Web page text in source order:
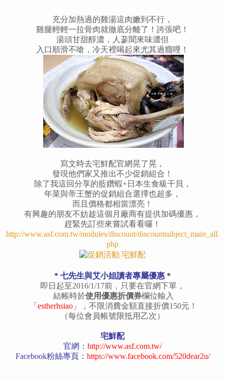
充分加熱過的雞湯這肉嫩到不行，
雞腿輕輕一拉骨肉就徹底分離了！誇張吧！
湯頭甘甜醇濃，人蔘聞來味濃但
入口順滑不嗆，冷天裡喝起來尤其過癮哩！
寫文時去宅鮮配官網晃了晃，
發現他們家又推出不少促銷組合！
除了我這回分享的藍鑽蝦+日本生食級干貝，
年菜與帝王蟹的促銷組合選擇也超多，
而且價格都相當漂亮！
有興趣的朋友不妨趁這個月廠商有提供加碼優惠，
趕緊先訂些來嘗試看看囉！
http://www.asf.com.tw/modules/discount/discountsubject_main_all.
php
* 七先生與艾小姐讀者專屬優惠 *
即日起至2016/1/17前，只要在官網下單，
結帳時於使用優惠折價券欄位輸入
「 estherhsiao 」，不限消費金額直接折價150元！
（每位會員帳號限抵用乙次）
宅鮮配
官網： http://www.asf.com.tw/
Facebook粉絲專頁： https://www.facebook.com/520dear2u/